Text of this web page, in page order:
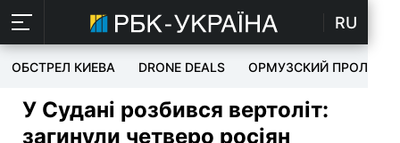
RU
ОБСТРЕЛ КИЕВА DRONE DEALS ОРМУЗСКИЙ ПРОЛИВ
У Судані розбився вертоліт:
загинули четверо росіян